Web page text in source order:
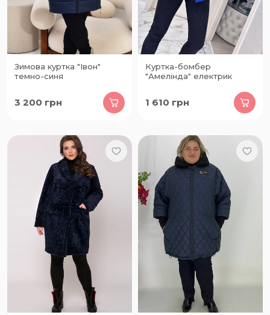
Зимова куртка "Івон"
темно-синя
3 200 грн
Куртка-бомбер
"Амелінда" електрик
1 610 грн